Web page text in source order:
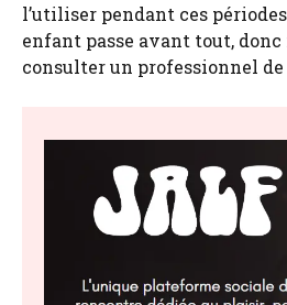
l’utiliser pendant ces
enfant passe avant tout,
consulter un professionnel de